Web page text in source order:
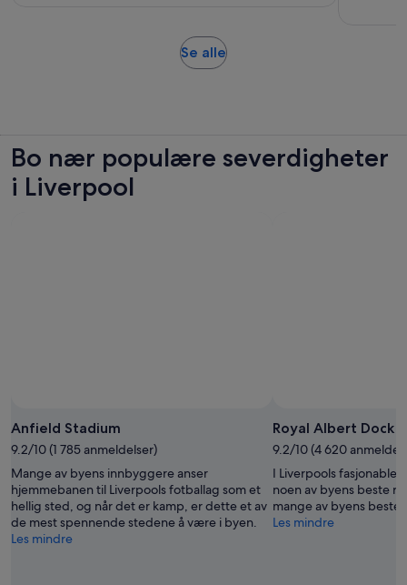
Se alleÅpnes
Bo nær populære severdigheter
i Liverpool
Anfield Stadium
9.2/10 (1 785 anmeldelser)
Mange av byens innbyggere anser
hjemmebanen til Liverpools fotballag som et
hellig sted, og når det er kamp, er dette et av
de mest spennende stedene å være i byen.
Les mindre
Royal Albert Dock
9.2/10 (4 620
I Liverpools fasjonable
noen av byens beste
mange av byens beste
Les mindre